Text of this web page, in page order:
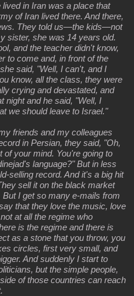
in Iran was a place that
of Iran lived there. And there,
They told us—the kids—not
sister, she was 14 years old.
and the teacher didn't know,
to come and, in front of the
said, "Well, I can't, and I
know, all the class, they were
crying and devastated, and
night and he said, "Well, I
we should leave to Israel."
friends and my colleagues
in Persian, they said, "Oh,
your mind. You're going to
language?" But in less
selling record. And it's a big hit
sell it on the black market
I get so many e-mails from
that they love the music, love
at all the regime who
is the regime and there is
as a stone that you throw, you
circles, first very small, and
And suddenly I start to
but the simple people,
of those countries can reach